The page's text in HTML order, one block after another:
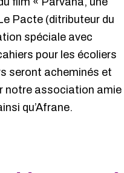
Pacte (ditributeur du
spéciale avec
pour les écoliers
seront acheminés et
notre association amie
qu’Afrane.